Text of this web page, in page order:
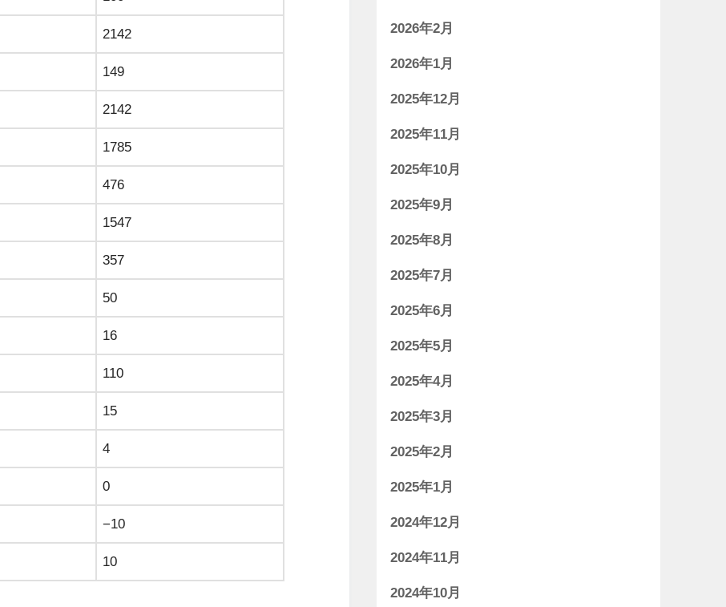
2142
149
2142
1785
476
1547
357
50
16
110
15
4
0
−10
10
2026年2月
2026年1月
2025年12月
2025年11月
2025年10月
2025年9月
2025年8月
2025年7月
2025年6月
2025年5月
2025年4月
2025年3月
2025年2月
2025年1月
2024年12月
2024年11月
2024年10月